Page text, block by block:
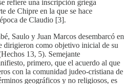
refiere una inscripción griega
de Chipre en la que se hace
de Claudio [3].
Saulo y Juan Marcos desembarcó en
dirigieron como objetivo inicial de su
13, 5). Semejante
primero, que el acuerdo al que
con la comunidad judeo-cristiana de
geográficos y no religiosos, es